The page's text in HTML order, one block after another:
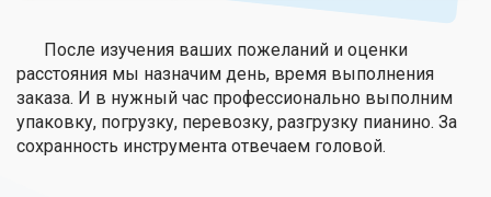
После изучения ваших пожеланий и оценки
расстояния мы назначим день, время выполнения
заказа. И в нужный час профессионально выполним
упаковку, погрузку, перевозку, разгрузку пианино. За
сохранность инструмента отвечаем головой.